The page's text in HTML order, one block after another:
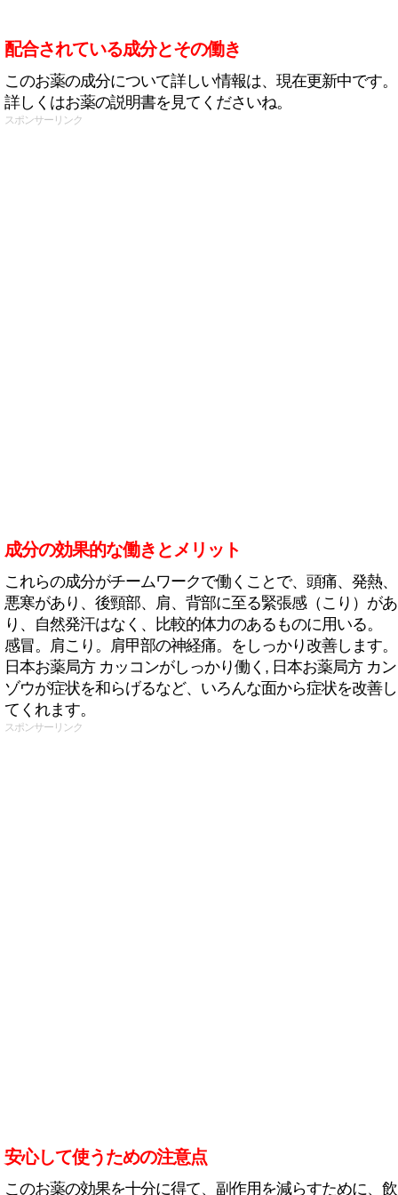
配合されている成分とその働き
このお薬の成分について詳しい情報は、現在更新中です。
詳しくはお薬の説明書を見てくださいね。
スポンサーリンク
成分の効果的な働きとメリット
これらの成分がチームワークで働くことで、頭痛、発熱、
悪寒があり、後頸部、肩、背部に至る緊張感（こり）があ
り、自然発汗はなく、比較的体力のあるものに用いる。
感冒。肩こり。肩甲部の神経痛。をしっかり改善します。
日本お薬局方 カッコンがしっかり働く, 日本お薬局方 カン
ゾウが症状を和らげるなど、いろんな面から症状を改善し
てくれます。
スポンサーリンク
安心して使うための注意点
このお薬の効果を十分に得て、副作用を減らすために、飲